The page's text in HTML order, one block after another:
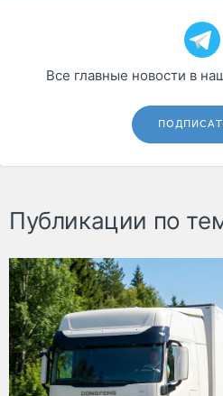
Все главные новости в
Публикации по